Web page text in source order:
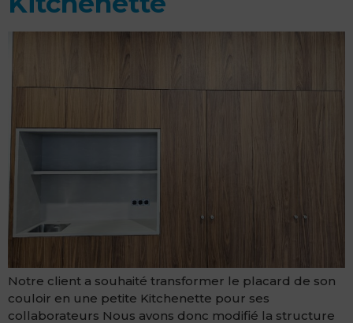
Notre client a souhaité transformer le placard de son
couloir en une petite Kitchenette pour ses
collaborateurs Nous avons donc modifié la structure